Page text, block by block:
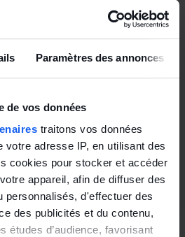
Paramètres des annonces
de vos données
traitons vos données
votre adresse IP, en utilisant des
cookies pour stocker et accéder
appareil, afin de diffuser des
personnalisés, d'effectuer des
des publicités et du contenu,
études d’audience, favorisant
Il semblerait plus logique,
consultations sont touchées
A suivre !